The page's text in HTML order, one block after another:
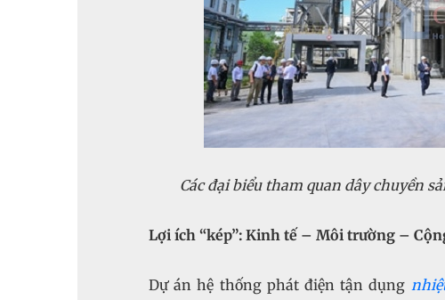
Các đại biểu tham quan dây chuyền
Lợi ích “kép”: Kinh tế – Môi trường –
Dự án hệ thống phát điện tận dụng